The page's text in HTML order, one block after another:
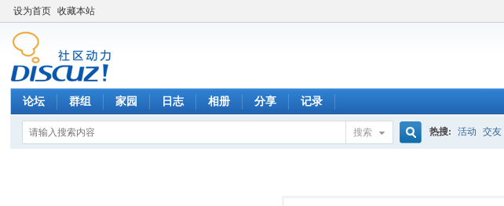
设为首页 收藏本站
论坛 群组 家园 日志 相册 分享 记录
搜索 热搜: 活动 交友